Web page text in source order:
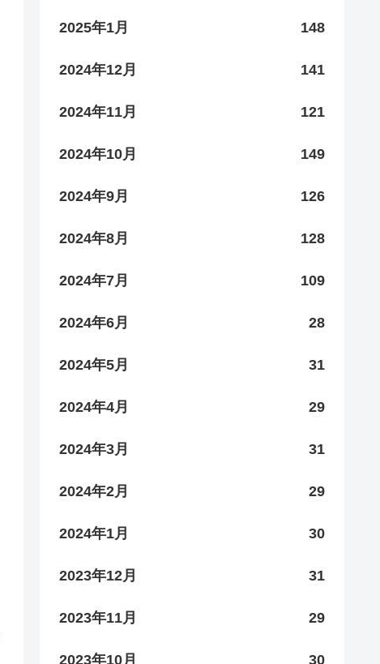
2025年1月 148
2024年12月 141
2024年11月 121
2024年10月 149
2024年9月 126
2024年8月 128
2024年7月 109
2024年6月 28
2024年5月 31
2024年4月 29
2024年3月 31
2024年2月 29
2024年1月 30
2023年12月 31
2023年11月 29
2023年10月 30